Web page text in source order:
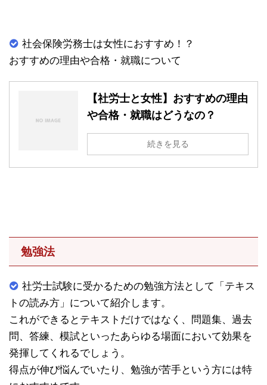
社会保険労務士は女性におすすめ！？
おすすめの理由や合格・就職について
【社労士と女性】おすすめの理由
や合格・就職はどうなの？
続きを見る
勉強法
社労士試験に受かるための勉強方法として「テキス
トの読み方」について紹介します。
これができるとテキストだけではなく、問題集、過去
問、答練、模試といったあらゆる場面において効果を
発揮してくれるでしょう。
得点が伸び悩んでいたり、勉強が苦手という方には特